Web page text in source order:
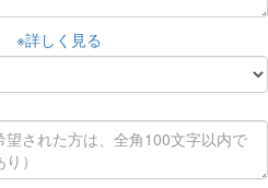
※詳しく見る